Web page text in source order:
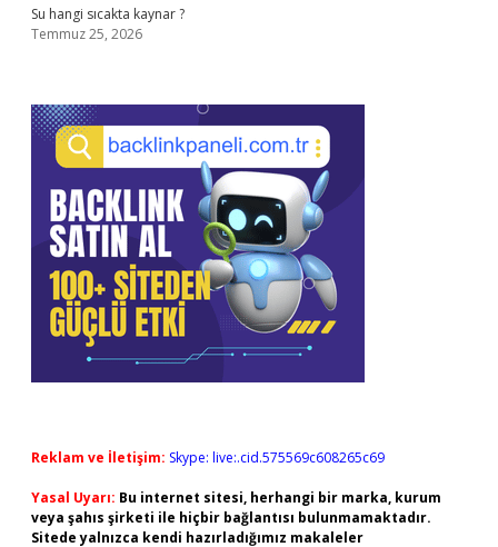
Su hangi sıcakta kaynar ?
Temmuz 25, 2026
Reklam ve İletişim: Skype: live:.cid.575569c608265c69
Yasal Uyarı: Bu internet sitesi, herhangi bir marka, kurum
veya şahıs şirketi ile hiçbir bağlantısı bulunmamaktadır.
Sitede yalnızca kendi hazırladığımız makaleler